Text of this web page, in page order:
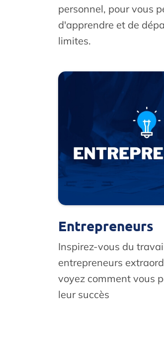
personnel, pour vous
d'apprendre et de
limites.
Entrepreneurs
Inspirez-vous du
entrepreneurs
voyez comment vous
leur succès